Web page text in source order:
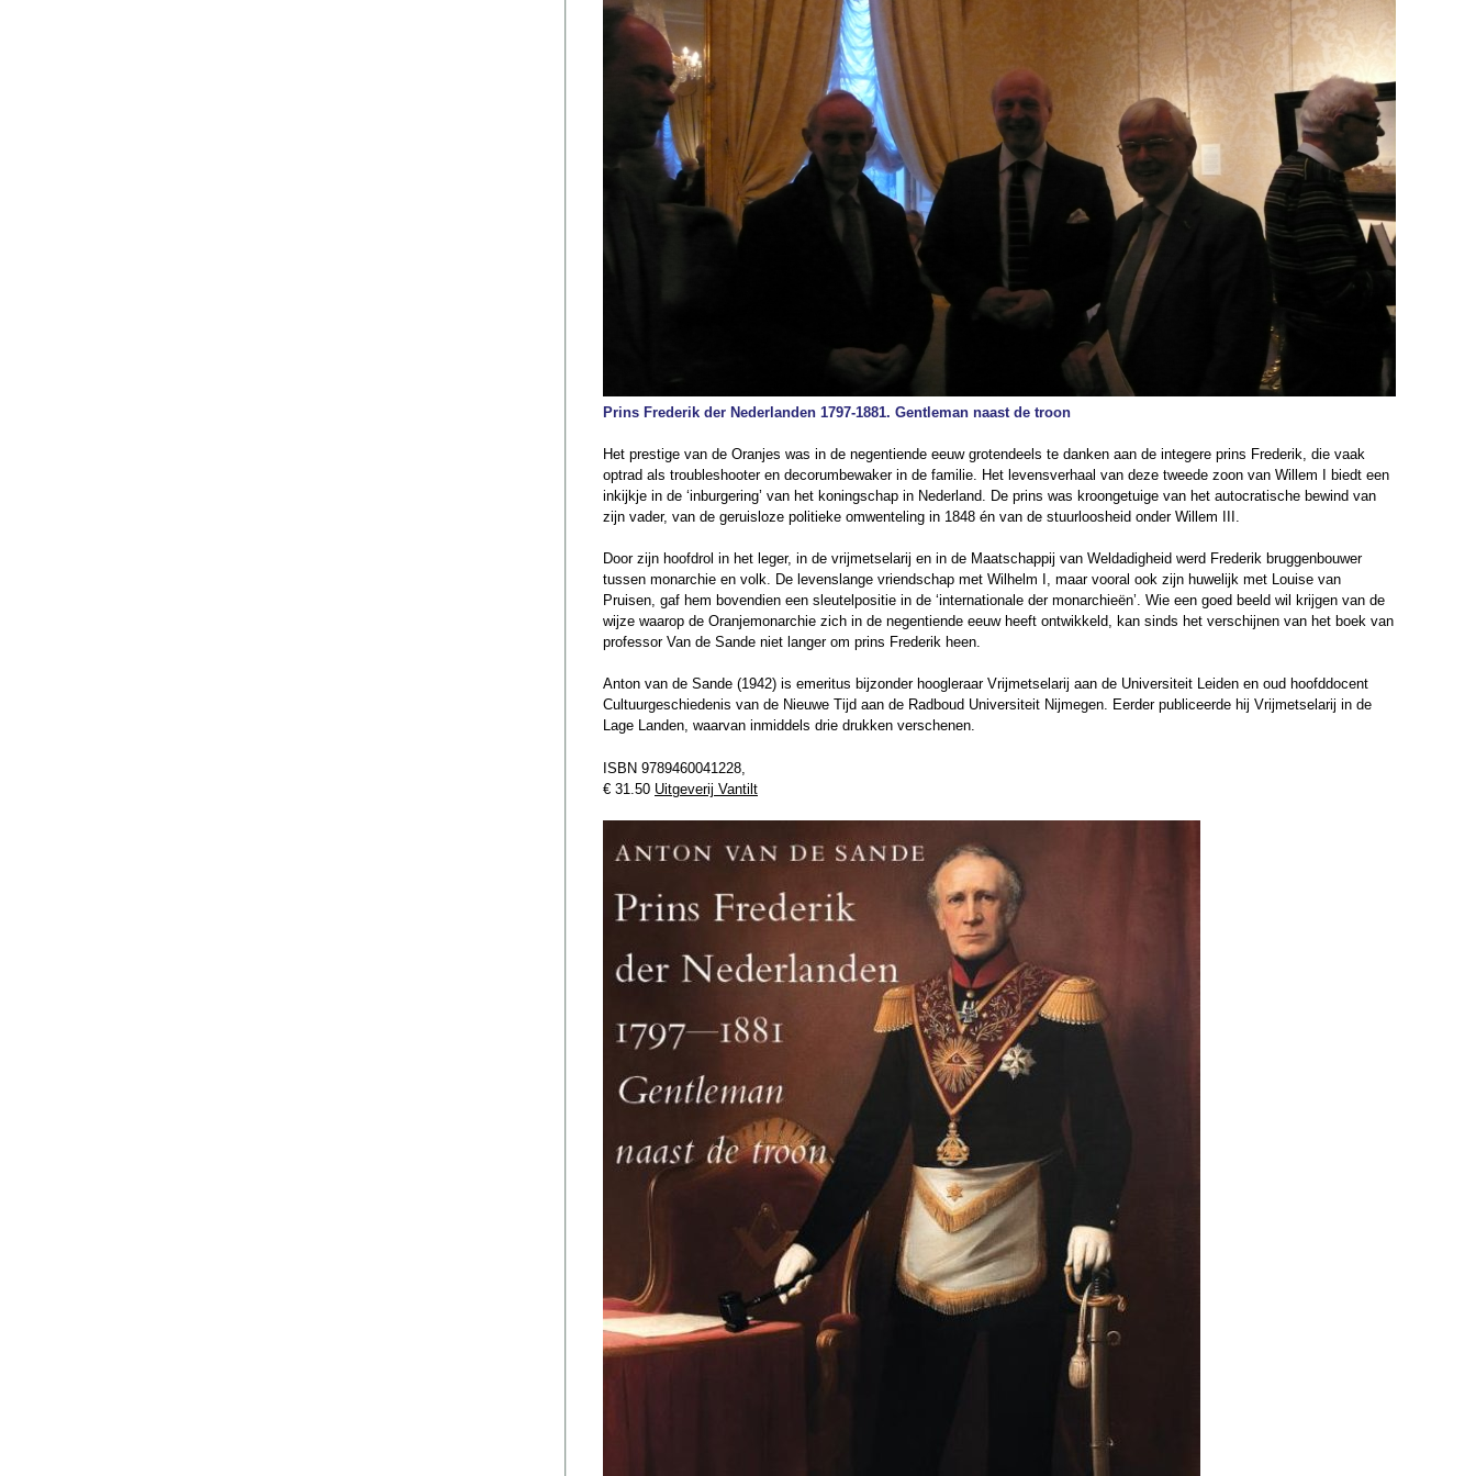
Prins Frederik der Nederlanden 1797-1881. Gentleman naast de troon
Het prestige van de Oranjes was in de negentiende eeuw grotendeels te danken aan de integere prins Frederik, die vaak
optrad als troubleshooter en decorumbewaker in de familie. Het levensverhaal van deze tweede zoon van Willem I biedt een
inkijkje in de ‘inburgering’ van het koningschap in Nederland. De prins was kroongetuige van het autocratische bewind van
zijn vader, van de geruisloze politieke omwenteling in 1848 én van de stuurloosheid onder Willem III.
Door zijn hoofdrol in het leger, in de vrijmetselarij en in de Maatschappij van Weldadigheid werd Frederik bruggenbouwer
tussen monarchie en volk. De levenslange vriendschap met Wilhelm I, maar vooral ook zijn huwelijk met Louise van
Pruisen, gaf hem bovendien een sleutelpositie in de ‘internationale der monarchieën’. Wie een goed beeld wil krijgen van de
wijze waarop de Oranjemonarchie zich in de negentiende eeuw heeft ontwikkeld, kan sinds het verschijnen van het boek van
professor Van de Sande niet langer om prins Frederik heen.
Anton van de Sande (1942) is emeritus bijzonder hoogleraar Vrijmetselarij aan de Universiteit Leiden en oud hoofddocent
Cultuurgeschiedenis van de Nieuwe Tijd aan de Radboud Universiteit Nijmegen. Eerder publiceerde hij Vrijmetselarij in de
Lage Landen, waarvan inmiddels drie drukken verschenen.
ISBN 9789460041228,
€ 31.50 Uitgeverij Vantilt